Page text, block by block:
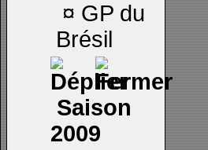
¤ GP du
Brésil
Saison
2009